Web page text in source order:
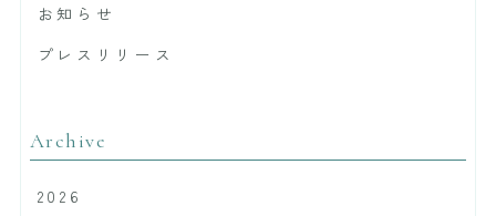
お知らせ
プレスリリース
Archive
2026